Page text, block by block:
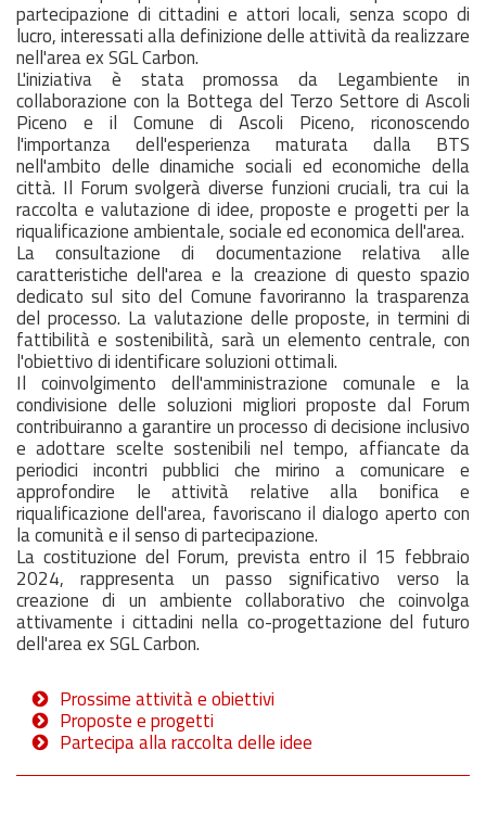
partecipazione di cittadini e attori locali, senza scopo di
lucro, interessati alla definizione delle attività da realizzare
nell'area ex SGL Carbon.
L'iniziativa è stata promossa da Legambiente in
collaborazione con la Bottega del Terzo Settore di Ascoli
Piceno e il Comune di Ascoli Piceno, riconoscendo
l'importanza dell'esperienza maturata dalla BTS
nell'ambito delle dinamiche sociali ed economiche della
città. Il Forum svolgerà diverse funzioni cruciali, tra cui la
raccolta e valutazione di idee, proposte e progetti per la
riqualificazione ambientale, sociale ed economica dell'area.
La consultazione di documentazione relativa alle
caratteristiche dell'area e la creazione di questo spazio
dedicato sul sito del Comune favoriranno la trasparenza
del processo. La valutazione delle proposte, in termini di
fattibilità e sostenibilità, sarà un elemento centrale, con
l'obiettivo di identificare soluzioni ottimali.
Il coinvolgimento dell'amministrazione comunale e la
condivisione delle soluzioni migliori proposte dal Forum
contribuiranno a garantire un processo di decisione inclusivo
e adottare scelte sostenibili nel tempo, affiancate da
periodici incontri pubblici che mirino a comunicare e
approfondire le attività relative alla bonifica e
riqualificazione dell'area, favoriscano il dialogo aperto con
la comunità e il senso di partecipazione.
La costituzione del Forum, prevista entro il 15 febbraio
2024, rappresenta un passo significativo verso la
creazione di un ambiente collaborativo che coinvolga
attivamente i cittadini nella co-progettazione del futuro
dell'area ex SGL Carbon.
Prossime attività e obiettivi
Proposte e progetti
Partecipa alla raccolta delle idee